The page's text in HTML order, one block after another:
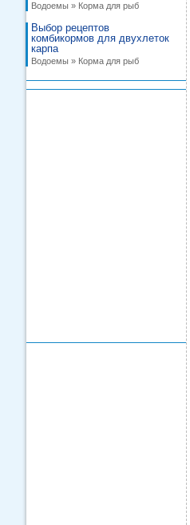
Водоемы » Корма для рыб
Выбор рецептов
комбикормов для двухлеток
карпа
Водоемы » Корма для рыб